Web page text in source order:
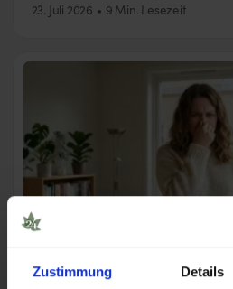
Zustimmung Details
23. Juli 2026 9 Min. Lesezeit